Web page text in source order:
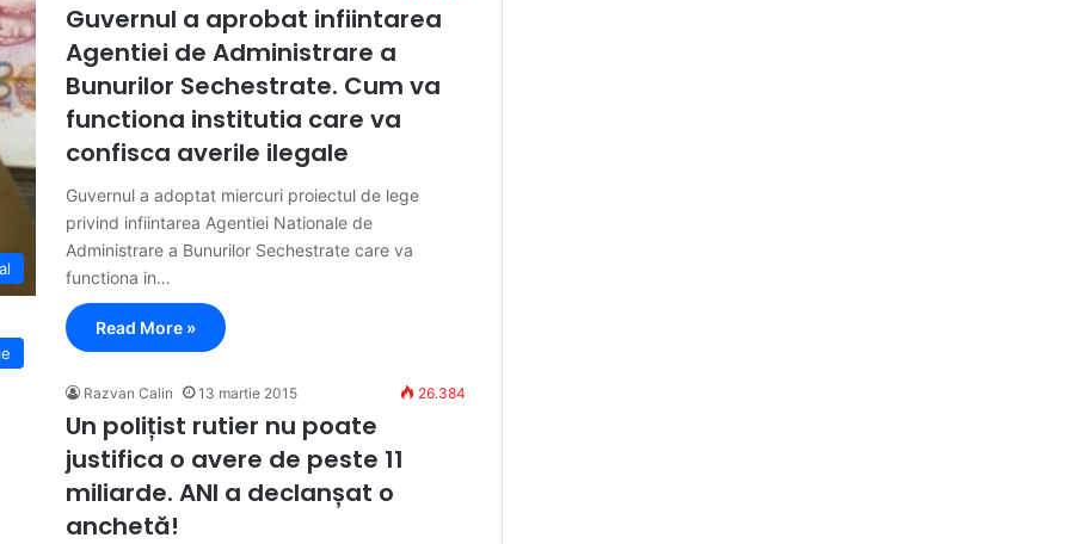
Guvernul a aprobat infiintarea
Agentiei de Administrare a
Bunurilor Sechestrate. Cum va
functiona institutia care va
confisca averile ilegale
Guvernul a adoptat miercuri proiectul de lege
privind infiintarea Agentiei Nationale de
Administrare a Bunurilor Sechestrate care va
functiona in…
Read More »
Razvan Calin 13 martie 2015 26.384
Un polițist rutier nu poate
justifica o avere de peste 11
miliarde. ANI a declanșat o
anchetă!